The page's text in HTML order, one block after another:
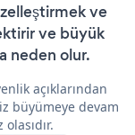
ve
ve büyük
neden olur.
açıklarından
büyümeye devam